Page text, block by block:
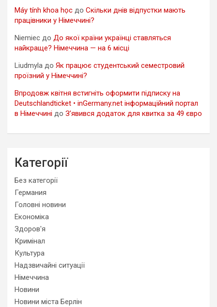
Máy tính khoa học до Скільки днів відпустки мають
працівники у Німеччині?
Niemiec до До якої країни українці ставляться
найкраще? Німеччина — на 6 місці
Liudmyla до Як працює студентський семестровий
проїзний у Німеччині?
Впродовж квітня встигніть оформити підписку на
Deutschlandticket • inGermany.net інформаційний портал
в Німеччині до З’явився додаток для квитка за 49 євро
Категорії
Без категорії
Германия
Головні новини
Економіка
Здоров'я
Кримінал
Культура
Надзвичайні ситуації
Німеччина
Новини
Новини міста Берлін